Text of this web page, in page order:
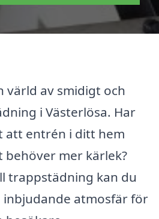
värld av smidigt och
i Västerlösa. Har
att entrén i ditt hem
mer kärlek?
trappstädning kan du
inbjudande atmosfär för